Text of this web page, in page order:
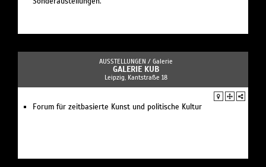
AUSSTELLUNGEN / Galerie
GALERIE KUB
Leipzig, Kantstraße 18
Forum für zeitbasierte Kunst und politische Kultur